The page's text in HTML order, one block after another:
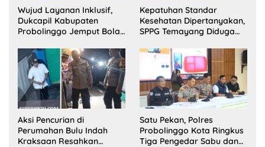
Wujud Layanan Inklusif,
Dukcapil Kabupaten
Probolinggo Jemput Bola
Disabilitas di Dringu
Kepatuhan Standar
Kesehatan Dipertanyakan,
SPPG Temayang Diduga
Aksi Pencurian di
Perumahan Bulu Indah
Kraksaan Resahkan
Satu Pekan, Polres
Probolinggo Kota Ringkus
Tiga Pengedar Sabu dan